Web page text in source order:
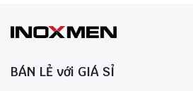
BÁN LẺ với GIÁ SỈ